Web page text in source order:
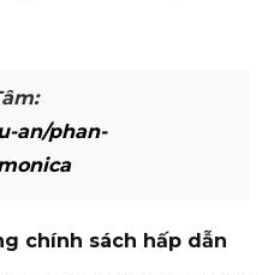
an/phan-
chính sách hấp dẫn